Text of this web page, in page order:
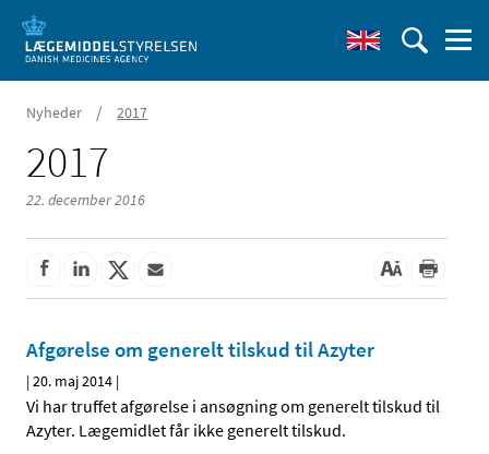
Nyheder / 2017
2017
22. december 2016
Afgørelse om generelt tilskud til Azyter
|20. maj 2014 |
Vi har truffet afgørelse i ansøgning om generelt tilskud til
Azyter. Lægemidlet får ikke generelt tilskud.